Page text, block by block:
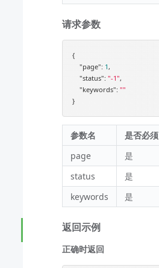
请求参数
{
"page": 1,
"status": "-1",
"keywords": ""
}
参数名 是否必须
page
是
status
是
keywords
是
返回示例
正确时返回